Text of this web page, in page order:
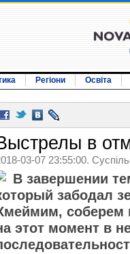
Регіони Освіта
в
03-07 23:55:00.
В завершении
забодал
соберем
этот момент в